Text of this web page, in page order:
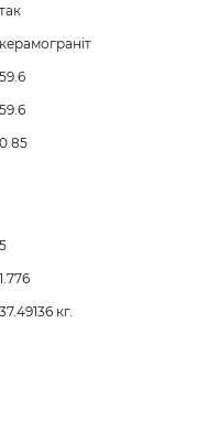
так
керамограніт
59.6
59.6
0.85
5
1.776
37.49136 кг.